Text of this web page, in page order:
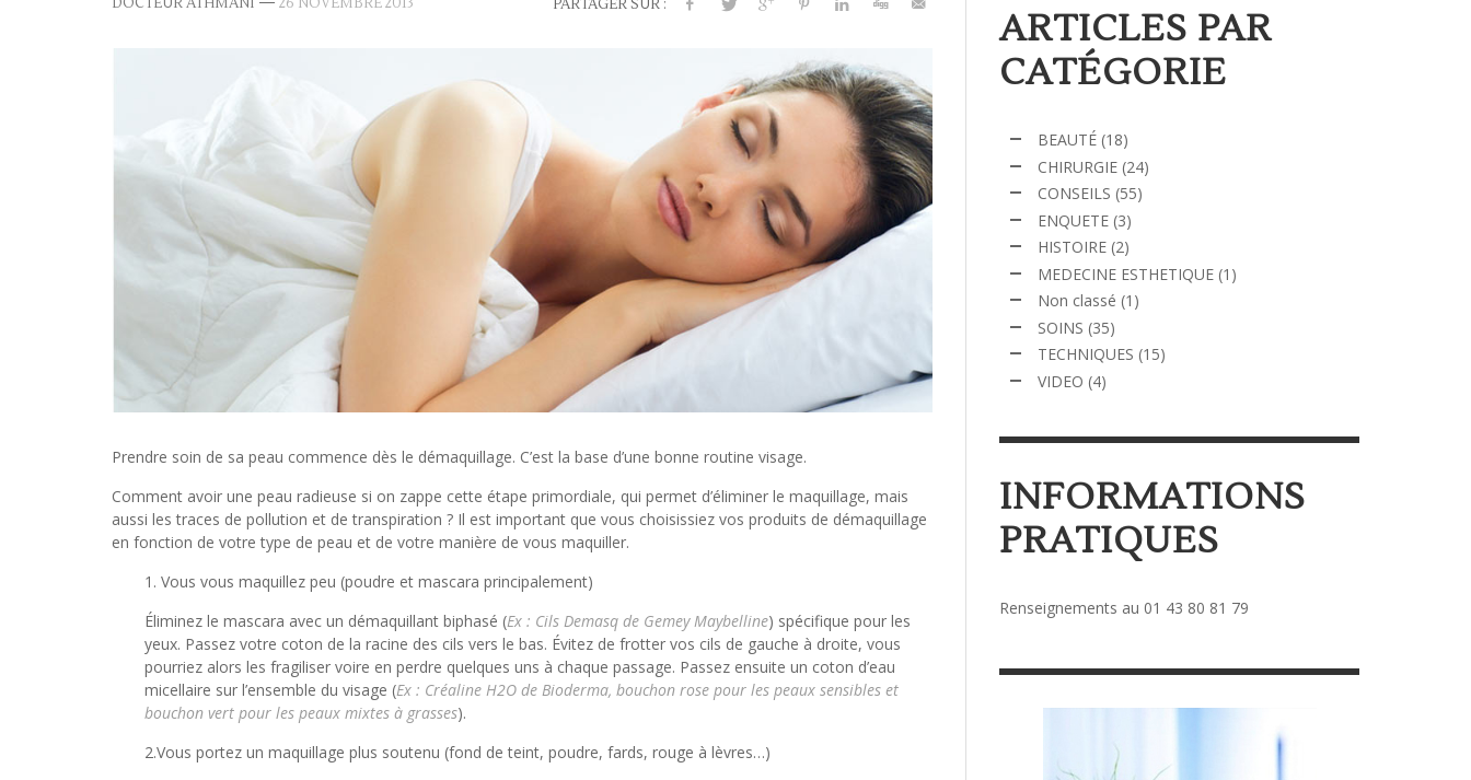
PARTAGER SUR :
DOCTEUR ATHMANI 26 NOVEMBRE 2013
Prendre soin de sa peau commence dès le démaquillage. C’est la base d’une bonne routine visage.
Comment avoir une peau radieuse si on zappe cette étape primordiale, qui permet d’éliminer le maquillage, mais
aussi les traces de pollution et de transpiration ? Il est important que vous choisissiez vos produits de démaquillage
en fonction de votre type de peau et de votre manière de vous maquiller.
1. Vous vous maquillez peu (poudre et mascara principalement)
Éliminez le mascara avec un démaquillant biphasé (Ex : Cils Demasq de Gemey Maybelline) spécifique pour les
yeux. Passez votre coton de la racine des cils vers le bas. Évitez de frotter vos cils de gauche à droite, vous
pourriez alors les fragiliser voire en perdre quelques uns à chaque passage. Passez ensuite un coton d’eau
micellaire sur l’ensemble du visage (Ex : Créaline H2O de Bioderma, bouchon rose pour les peaux sensibles et
bouchon vert pour les peaux mixtes à grasses).
2.Vous portez un maquillage plus soutenu (fond de teint, poudre, fards, rouge à lèvres…)
ARTICLES PAR
CATÉGORIE
BEAUTÉ (18)
CHIRURGIE (24)
CONSEILS (55)
ENQUETE (3)
HISTOIRE (2)
MEDECINE ESTHETIQUE (1)
Non classé (1)
SOINS (35)
TECHNIQUES (15)
VIDEO (4)
INFORMATIONS
PRATIQUES
Renseignements au 01 43 80 81 79